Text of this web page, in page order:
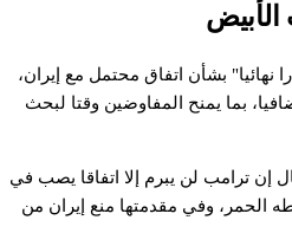
الأبيض
نهائيا" بشأن اتفاق محتمل مع إيران،
بما يمنح المفاوضين وقتا لبحث
إن ترامب لن يبرم إلا اتفاقا يصب في
الحمر، وفي مقدمتها منع إيران من